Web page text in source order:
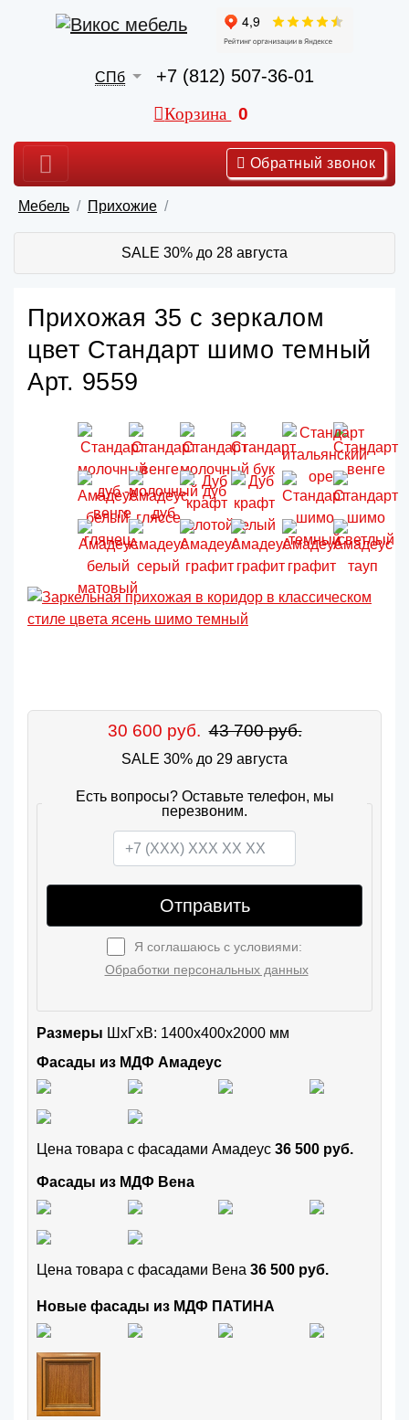
СПб +7 (812) 507-36-01
Корзина 0
Обратный звонок
Мебель Прихожие
SALE 30% до 28 августа
Прихожая 35 с зеркалом
цвет Стандарт шимо темный
Арт. 9559
30 600 руб. 43 700 руб.
SALE 30% до 29 августа
Есть вопросы? Оставьте телефон, мы
перезвоним.
Отправить
Я соглашаюсь с условиями:
Обработки персональных данных
Размеры ШxГхВ: 1400x400x2000 мм
Фасады из МДФ Амадеус
Цена товара с фасадами Амадеус 36 500 руб.
Фасады из МДФ Вена
Цена товара с фасадами Вена 36 500 руб.
Новые фасады из МДФ ПАТИНА